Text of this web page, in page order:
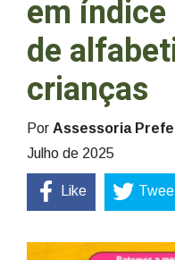
em
de
crianças
Por Assessoria
Julho de 2025
Like